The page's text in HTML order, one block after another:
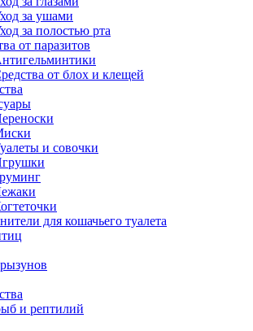
за ушами
за полостью рта
от паразитов
от блох и клещей
и совочки
для кошачьего туалета
и рептилий